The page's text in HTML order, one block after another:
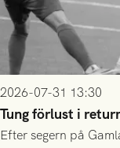
2026-07-31 13:30
Tung förlust i
Efter segern på